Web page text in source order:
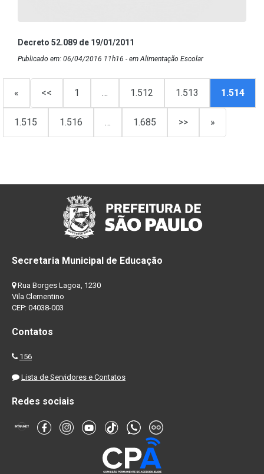
Decreto 52.089 de 19/01/2011
Publicado em: 06/04/2016 11h16 - em Alimentação Escolar
« << 1 … 1.512 1.513 1.514
1.515 1.516 … 1.685 >> »
Secretaria Municipal de Educação
Rua Borges Lagoa, 1230
Vila Clementino
CEP: 04038-003
Contatos
156
Lista de Servidores e Contatos
Redes sociais